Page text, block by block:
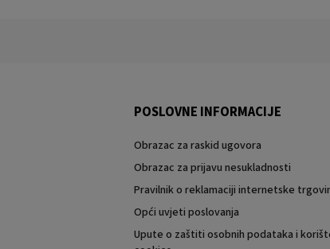
POSLOVNE INFORMACIJE
Obrazac za raskid ugovora
Obrazac za prijavu nesukladnosti
Pravilnik o reklamaciji internetske
Opći uvjeti poslovanja
Upute o zaštiti osobnih podataka i